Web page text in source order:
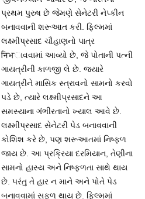
પ્રથમ પુરુષ છે જેમણે સેનેટરી નેપ્કીન
બનાવવાની શરૂઆત કરી. ફિલ્મમાં
લક્ષ્મીપ્રસાદ ચૌહાણનો પાત્ર
निभાવવામાં આવ્યો છે, જે પોતાની પત્ની
ગાયત્રીની કાળજી લે છે. જ્યારે
ગાયત્રીને માસિક સ્ત્રાવનો સામનો કરવો
પડે છે, ત્યારે લક્ષ્મીપ્રસાદને આ
સમસ્યાના ગંભીરતાનો ખ્યાલ આવે છે.
લક્ષ્મીપ્રસાદ સેનેટરી પેડ બનાવવાની
કોશિશ કરે છે, પણ શરૂઆતમાં નિષ્ફળ
જાય છે. આ પ્રક્રિયા દરમિયાન, તેણીના
સામનો હાસ્ય અને નિષ્ફળતા સાથે થાય
છે. પરંતુ તે હાર ન માને અને પોતે પેડ
બનાવવામાં સફળ થાય છે. ફિલ્મમાં